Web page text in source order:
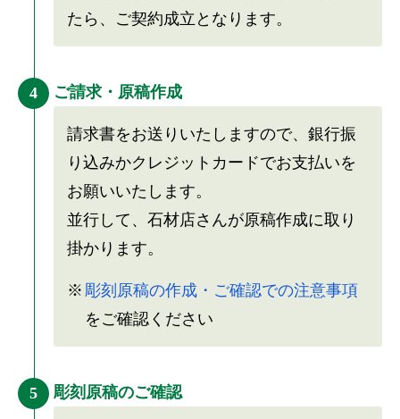
たら、ご契約成立となります。
4 ご請求・原稿作成
請求書をお送りいたしますので、銀行振
り込みかクレジットカードでお支払いを
お願いいたします。
並行して、石材店さんが原稿作成に取り
掛かります。
彫刻原稿の作成・ご確認での注意事項
をご確認ください
5 彫刻原稿のご確認